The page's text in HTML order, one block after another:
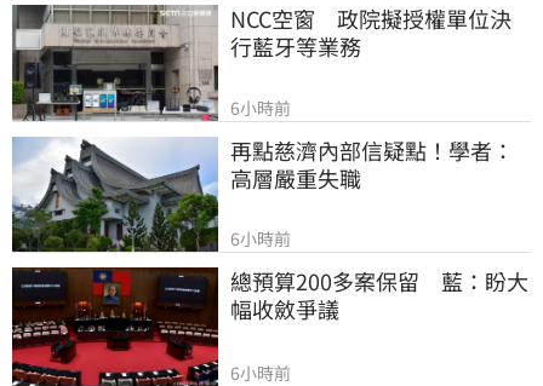
NCC空窗　政院擬授權單位決
行藍牙等業務
6小時前
再點慈濟內部信疑點！學者：
高層嚴重失職
6小時前
總預算200多案保留　藍：盼大
幅收斂爭議
6小時前